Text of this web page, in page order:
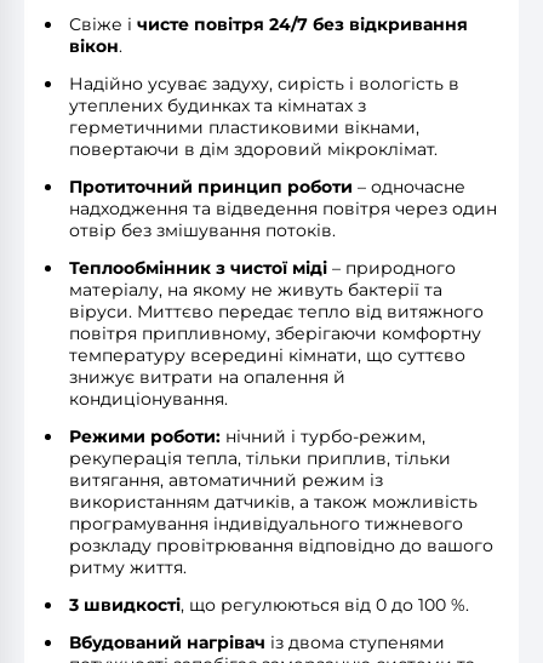
Свіже і чисте повітря 24/7 без відкривання
вікон.
Надійно усуває задуху, сирість і вологість в
утеплених будинках та кімнатах з
герметичними пластиковими вікнами,
повертаючи в дім здоровий мікроклімат.
Протиточний принцип роботи – одночасне
надходження та відведення повітря через один
отвір без змішування потоків.
Теплообмінник з чистої міді – природного
матеріалу, на якому не живуть бактерії та
віруси. Миттєво передає тепло від витяжного
повітря припливному, зберігаючи комфортну
температуру всередині кімнати, що суттєво
знижує витрати на опалення й
кондиціонування.
Режими роботи: нічний і турбо-режим,
рекуперація тепла, тільки приплив, тільки
витягання, автоматичний режим із
використанням датчиків, а також можливість
програмування індивідуального тижневого
розкладу провітрювання відповідно до вашого
ритму життя.
3 швидкості, що регулюються від 0 до 100 %.
Вбудований нагрівач із двома ступенями